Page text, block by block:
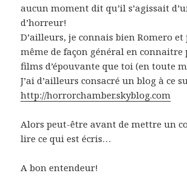
aucun moment dit qu’il s’agissait
d’horreur!
D’ailleurs, je connais bien Romero et
même de façon général en connaitre
films d’épouvante que toi (en toute
J’ai d’ailleurs consacré un blog à ce
http://horrorchamber.skyblog.com
Alors peut-être avant de mettre un
lire ce qui est écris…
A bon entendeur!